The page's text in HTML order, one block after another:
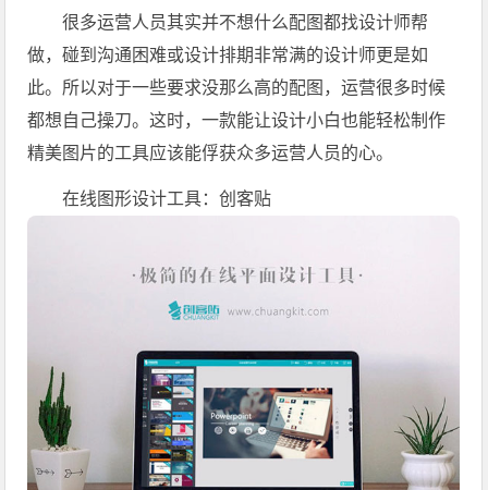
很多运营人员其实并不想什么配图都找设计师帮
做，碰到沟通困难或设计排期非常满的设计师更是如
此。所以对于一些要求没那么高的配图，运营很多时候
都想自己操刀。这时，一款能让设计小白也能轻松制作
精美图片的工具应该能俘获众多运营人员的心。
在线图形设计工具：创客贴